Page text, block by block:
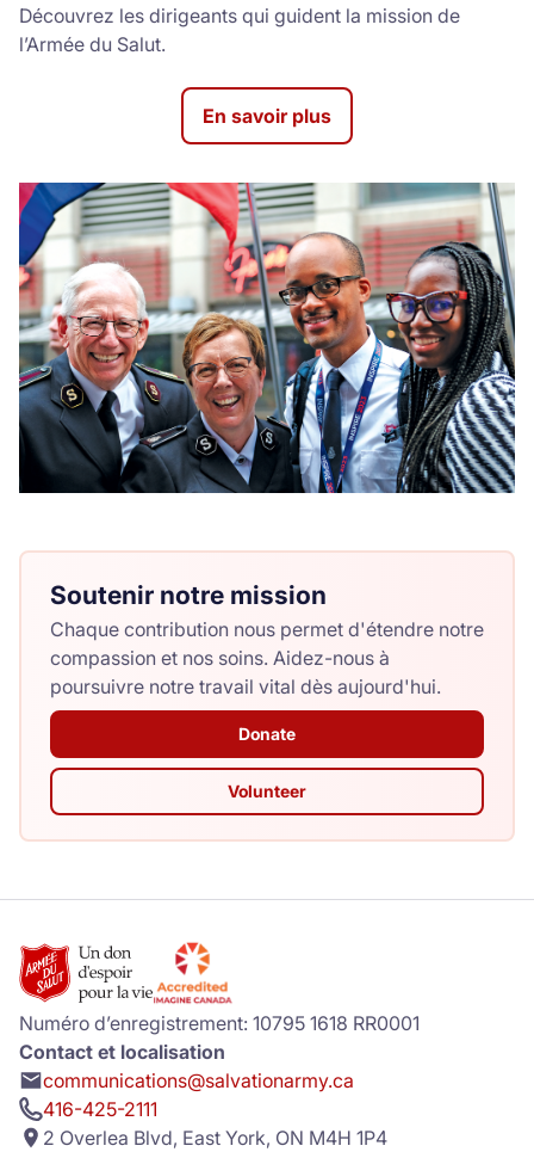
Découvrez les dirigeants qui guident la mission de
l’Armée du Salut.
En savoir plus
Soutenir notre mission
Chaque contribution nous permet d'étendre notre
compassion et nos soins. Aidez-nous à
poursuivre notre travail vital dès aujourd'hui.
Donate
Volunteer
Numéro d’enregistrement: 10795 1618 RR0001
Contact et localisation
communications@salvationarmy.ca
416-425-2111
2 Overlea Blvd, East York, ON M4H 1P4